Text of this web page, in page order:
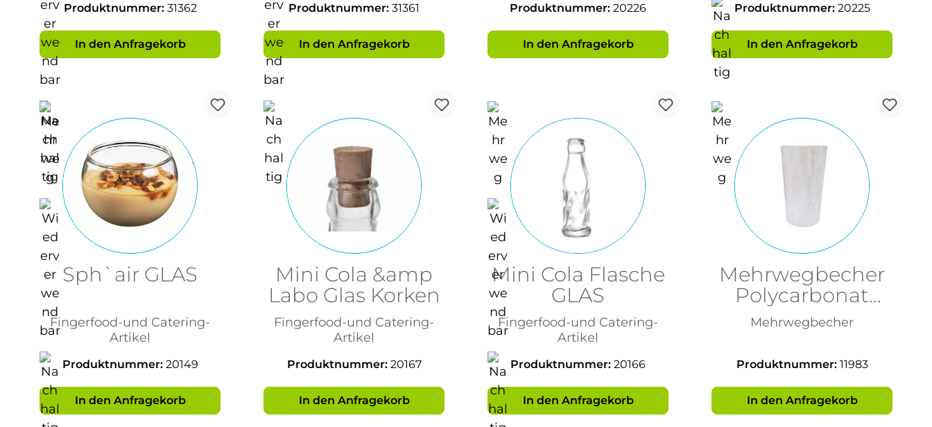
Produktnummer: 31362
In den Anfragekorb
Produktnummer: 31361
In den Anfragekorb
Produktnummer: 20226
In den Anfragekorb
Produktnummer: 20225
In den Anfragekorb
Sph`air GLAS
Fingerfood-und Catering-
Artikel
Produktnummer: 20149
In den Anfragekorb
Mini Cola &amp
Labo Glas Korken
Fingerfood-und Catering-
Artikel
Produktnummer: 20167
In den Anfragekorb
Mini Cola Flasche
GLAS
Fingerfood-und Catering-
Artikel
Produktnummer: 20166
In den Anfragekorb
Mehrwegbecher
Polycarbonat
400ml
Mehrwegbecher
Produktnummer: 11983
In den Anfragekorb